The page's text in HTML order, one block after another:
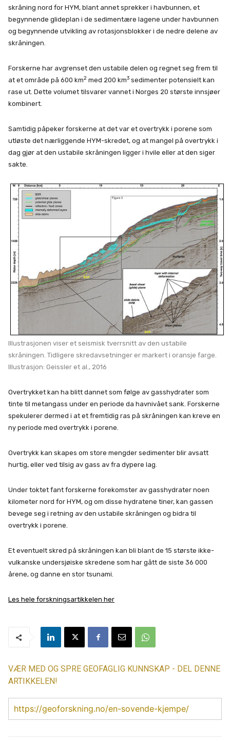
skråning nord for HYM, blant annet sprekker i havbunnen, et
begynnende glideplan i de sedimentære lagene under havbunnen
og begynnende utvikling av rotasjonsblokker i de nedre delene av
skråningen.
Forskerne har avgrenset den ustabile delen og regnet seg frem til
at et område på 600 km2 med 200 km3 sedimenter potensielt kan
rase ut. Dette volumet tilsvarer vannet i Norges 20 største innsjøer
kombinert.
Samtidig påpeker forskerne at det var et overtrykk i porene som
utløste det nærliggende HYM-skredet, og at mangel på overtrykk i
dag gjør at den ustabile skråningen ligger i hvile eller at den siger
sakte.
Illustrasjonen viser et seismisk tverrsnitt av den ustabile
skråningen. Tidligere skredavsetninger er markert i oransje farge.
Illustrasjon: Geissler et al., 2016
Overtrykket kan ha blitt dannet som følge av gasshydrater som
tinte til metangass under en periode da havnivået sank. Forskerne
spekulerer dermed i at et fremtidig ras på skråningen kan kreve en
ny periode med overtrykk i porene.
Overtrykk kan skapes om store mengder sedimenter blir avsatt
hurtig, eller ved tilsig av gass av fra dypere lag.
Under toktet fant forskerne forekomster av gasshydrater noen
kilometer nord for HYM, og om disse hydratene tiner, kan gassen
bevege seg i retning av den ustabile skråningen og bidra til
overtrykk i porene.
Et eventuelt skred på skråningen kan bli blant de 15 største ikke-
vulkanske undersjøiske skredene som har gått de siste 36 000
årene, og danne en stor tsunami.
Les hele forskningsartikkelen her
VÆR MED OG SPRE GEOFAGLIG KUNNSKAP - DEL DENNE
ARTIKKELEN!
https://geoforskning.no/en-sovende-kjempe/